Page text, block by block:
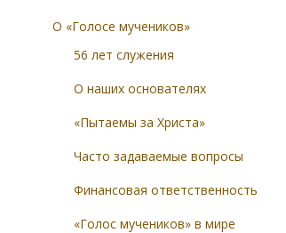
О «Голосе мучеников»
56 лет служения
О наших основателях
«Пытаемы за Христа»
Часто задаваемые вопросы
Финансовая ответственность
«Голос мучеников» в мире